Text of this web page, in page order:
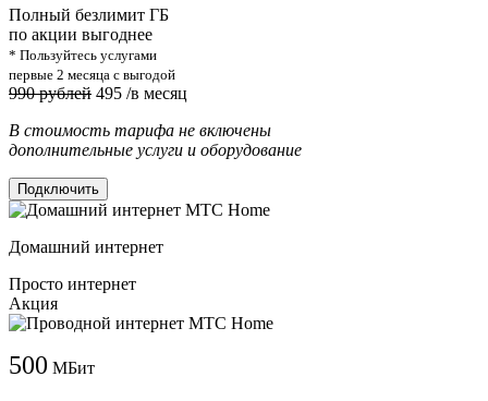
Полный безлимит ГБ
по акции выгоднее
* Пользуйтесь услугами
первые 2 месяца с выгодой
990 рублей 495 /в месяц
В стоимость тарифа не включены
дополнительные услуги и оборудование
Подключить
Домашний интернет
Просто интернет
Акция
500 МБит